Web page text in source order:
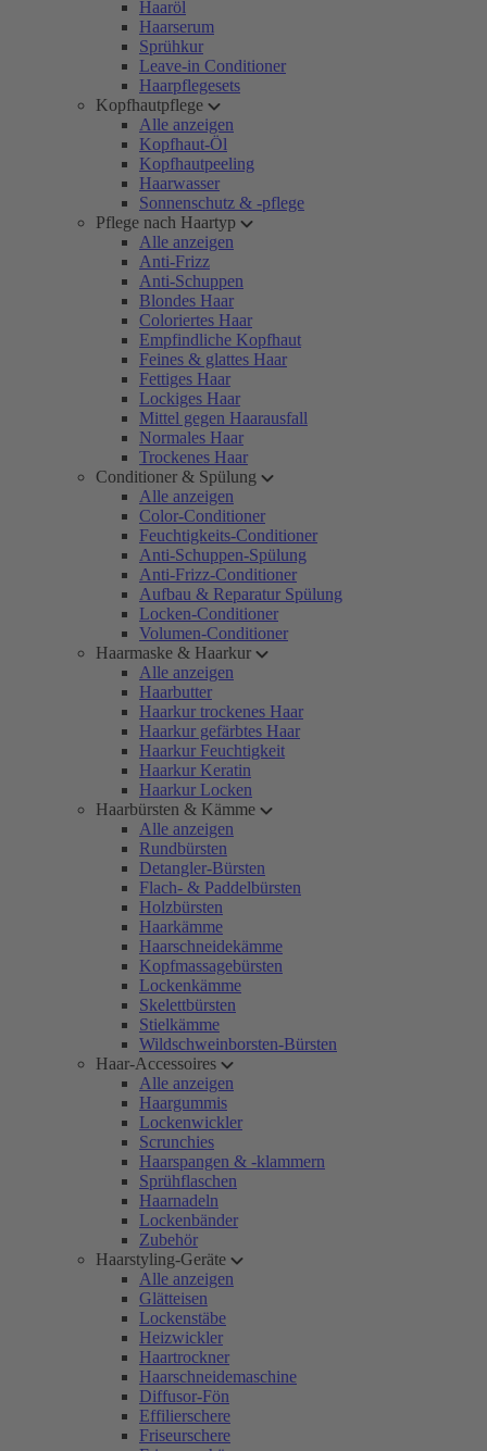
Haaröl
Haarserum
Sprühkur
Leave-in Conditioner
Haarpflegesets
Kopfhautpflege
Alle anzeigen
Kopfhaut-Öl
Kopfhautpeeling
Haarwasser
Sonnenschutz & -pflege
Pflege nach Haartyp
Alle anzeigen
Anti-Frizz
Anti-Schuppen
Blondes Haar
Coloriertes Haar
Empfindliche Kopfhaut
Feines & glattes Haar
Fettiges Haar
Lockiges Haar
Mittel gegen Haarausfall
Normales Haar
Trockenes Haar
Conditioner & Spülung
Alle anzeigen
Color-Conditioner
Feuchtigkeits-Conditioner
Anti-Schuppen-Spülung
Anti-Frizz-Conditioner
Aufbau & Reparatur Spülung
Locken-Conditioner
Volumen-Conditioner
Haarmaske & Haarkur
Alle anzeigen
Haarbutter
Haarkur trockenes Haar
Haarkur gefärbtes Haar
Haarkur Feuchtigkeit
Haarkur Keratin
Haarkur Locken
Haarbürsten & Kämme
Alle anzeigen
Rundbürsten
Detangler-Bürsten
Flach- & Paddelbürsten
Holzbürsten
Haarkämme
Haarschneidekämme
Kopfmassagebürsten
Lockenkämme
Skelettbürsten
Stielkämme
Wildschweinborsten-Bürsten
Haar-Accessoires
Alle anzeigen
Haargummis
Lockenwickler
Scrunchies
Haarspangen & -klammern
Sprühflaschen
Haarnadeln
Lockenbänder
Zubehör
Haarstyling-Geräte
Alle anzeigen
Glätteisen
Lockenstäbe
Heizwickler
Haartrockner
Haarschneidemaschine
Diffusor-Fön
Effilierschere
Friseurschere